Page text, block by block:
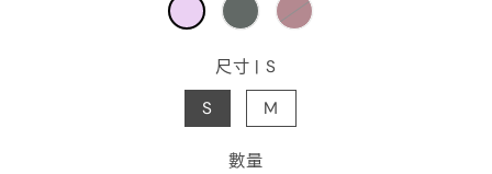
尺寸 |S
S
M
數量